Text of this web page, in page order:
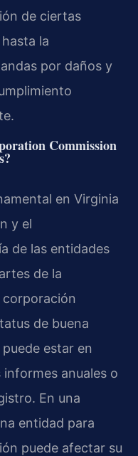
de ciertas
la
por daños y
Commission
en Virginia
y el
de las entidades
de la
corporación
de buena
estar en
anuales o
En una
entidad para
puede afectar su